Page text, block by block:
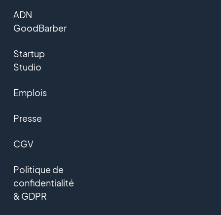
ADN
GoodBarber
Startup
Studio
Emplois
Presse
CGV
Politique de
confidentialité
& GDPR